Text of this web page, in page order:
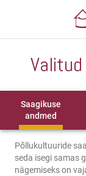
Saagikuse
andmed
Põllukultuuride
seda isegi samas
nägemiseks on